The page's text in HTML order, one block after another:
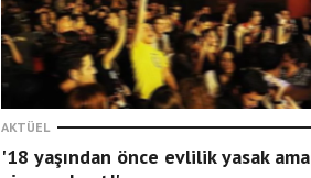
AKTÜEL
'18 yaşından önce evlilik yasak ama